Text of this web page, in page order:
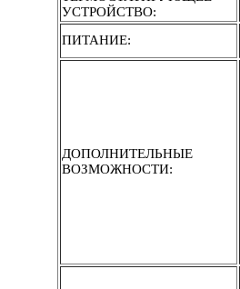
УСТРОЙСТВО:
ПИТАНИЕ:
ДОПОЛНИТЕЛЬНЫЕ
ВОЗМОЖНОСТИ: